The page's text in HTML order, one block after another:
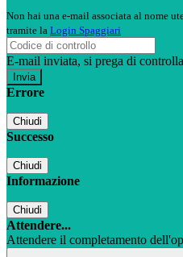
Non hai una e-mail associata al nome
tramite la Login Spaggiari
E-mail inviata, si prega di
Errore
Chiudi
Successo
Chiudi
Informazione
Chiudi
Attendere...
Attendere il completamento